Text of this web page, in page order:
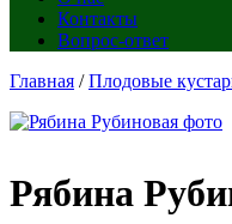
Контакты
Вопрос-ответ
Главная /Плодовые
Рябина